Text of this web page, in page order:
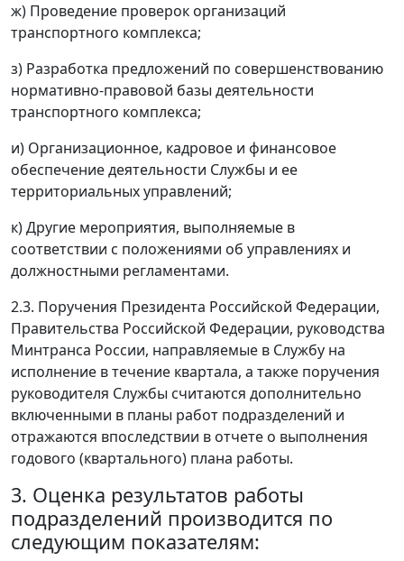
ж) Проведение проверок организаций
транспортного комплекса;
з) Разработка предложений по совершенствованию
нормативно-правовой базы деятельности
транспортного комплекса;
и) Организационное, кадровое и финансовое
обеспечение деятельности Службы и ее
территориальных управлений;
к) Другие мероприятия, выполняемые в
соответствии с положениями об управлениях и
должностными регламентами.
2.3. Поручения Президента Российской Федерации,
Правительства Российской Федерации, руководства
Минтранса России, направляемые в Службу на
исполнение в течение квартала, а также поручения
руководителя Службы считаются дополнительно
включенными в планы работ подразделений и
отражаются впоследствии в отчете о выполнения
годового (квартального) плана работы.
3. Оценка результатов работы
подразделений производится по
следующим показателям: